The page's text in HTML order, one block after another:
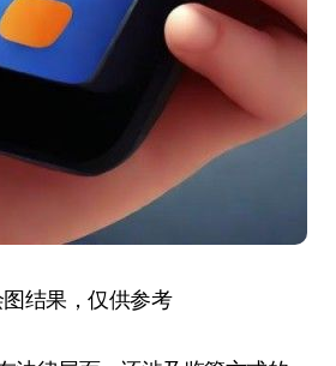
结果，仅供参考